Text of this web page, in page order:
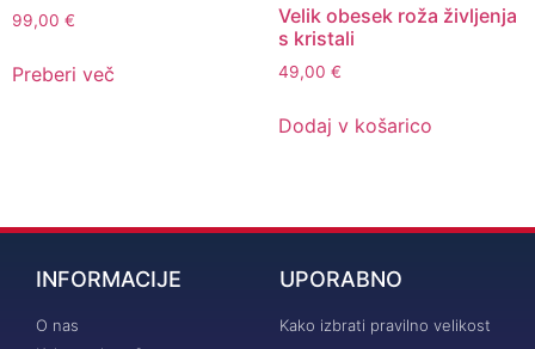
99,00 €
Preberi več
Velik obesek roža življenja
s kristali
49,00 €
Dodaj v košarico
INFORMACIJE
O nas
UPORABNO
Kako izbrati pravilno velikost